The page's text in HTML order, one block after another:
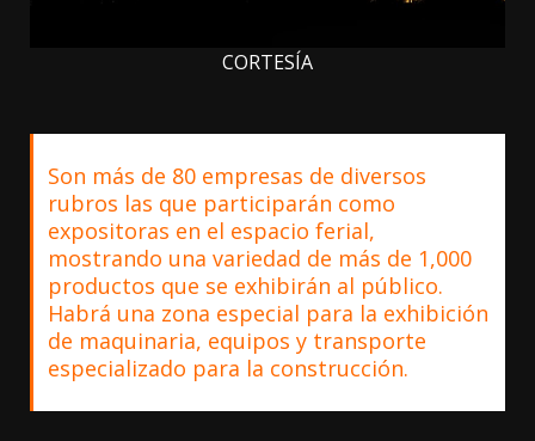
CORTESÍA
Son más de 80 empresas de diversos
rubros las que participarán como
expositoras en el espacio ferial,
mostrando una variedad de más de 1,000
productos que se exhibirán al público.
Habrá una zona especial para la exhibición
de maquinaria, equipos y transporte
especializado para la construcción.